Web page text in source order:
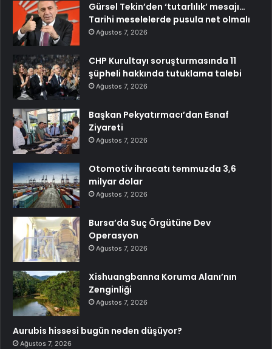
Gürsel Tekin’den ‘tutarlılık’ mesajı…
Tarihi meselelerde pusula net olmalı
Ağustos 7, 2026
CHP Kurultayı soruşturmasında 11
şüpheli hakkında tutuklama talebi
Ağustos 7, 2026
Başkan Pekyatırmacı’dan Esnaf
Ziyareti
Ağustos 7, 2026
Otomotiv ihracatı temmuzda 3,6
milyar dolar
Ağustos 7, 2026
Bursa’da Suç Örgütüne Dev
Operasyon
Ağustos 7, 2026
Xishuangbanna Koruma Alanı’nın
Zenginliği
Ağustos 7, 2026
Aurubis hissesi bugün neden düşüyor?
Ağustos 7, 2026